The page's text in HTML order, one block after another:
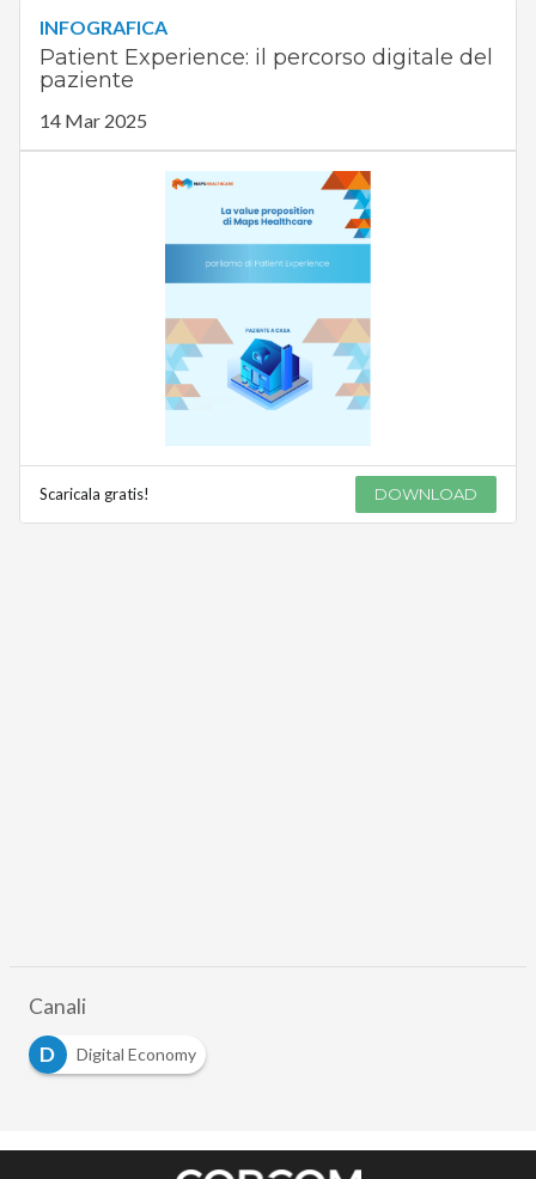
INFOGRAFICA
Patient Experience: il percorso digitale del
paziente
14 Mar 2025
Scaricala gratis! DOWNLOAD
Canali
D
Digital Economy